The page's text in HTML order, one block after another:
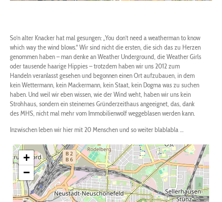
So’n alter Knacker hat mal gesungen: „You don’t need a weatherman to know
which way the wind blows.“ Wir sind nicht die ersten, die sich das zu Herzen
genommen haben – man denke an Weather Underground, die Weather Girls
oder tausende haarige Hippies – trotzdem haben wir uns 2012 zum
Handeln veranlasst gesehen und begonnen einen Ort aufzubauen, in dem
kein Wettermann, kein Mackermann, kein Staat, kein Dogma was zu suchen
haben. Und weil wir eben wissen, wie der Wind weht, haben wir uns kein
Strohhaus, sondern ein steinernes Gründerzeithaus angeeignet, das, dank
des MHS, nicht mal mehr vom Immobilienwolf weggeblasen werden kann.
Inzwischen leben wir hier mit 20 Menschen und so weiter blablabla …
+
−